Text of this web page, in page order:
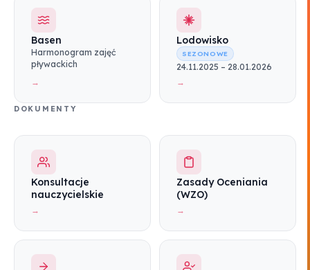
Basen
Harmonogram zajęć
pływackich
→
Lodowisko
SEZONOWE
24.11.2025 – 28.01.2026
→
DOKUMENTY
Konsultacje
nauczycielskie
→
Zasady Oceniania
(WZO)
→